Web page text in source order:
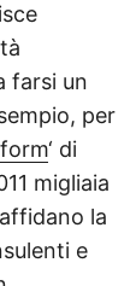
farsi un
per
‘ di
migliaia
la
e